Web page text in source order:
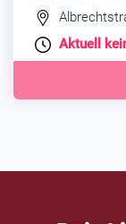
Aktuell